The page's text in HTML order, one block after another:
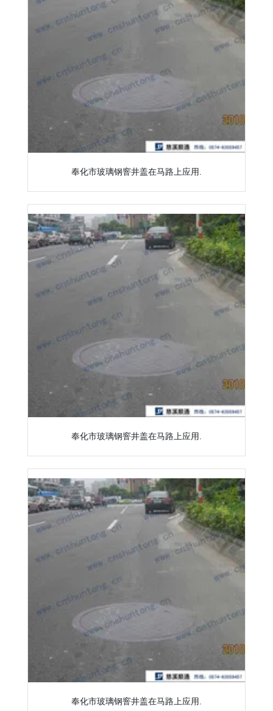
奉化市玻璃钢窨井盖在马路上应用.
奉化市玻璃钢窨井盖在马路上应用.
奉化市玻璃钢窨井盖在马路上应用.